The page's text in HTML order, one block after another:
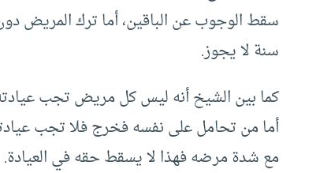
سقط الوجوب عن الباقين، أما ترك المريض
سنة لا يجوز.
كما بين الشيخ أنه ليس كل مريض تجب
أما من تحامل على نفسه فخرج فلا تجب
مع شدة مرضه فهذا لا يسقط حقه في العيادة.